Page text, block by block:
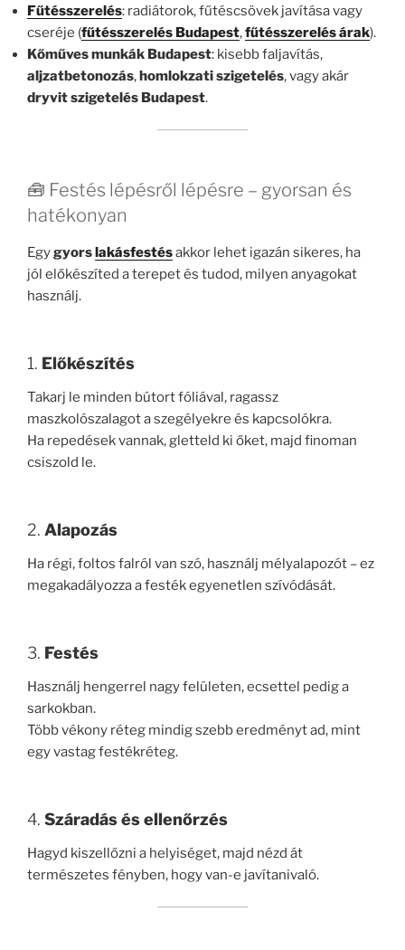
Fűtésszerelés: radiátorok, fűtéscsövek javítása vagy
cseréje (fűtésszerelés Budapest,fűtésszerelés árak).
Kőműves munkák Budapest: kisebb faljavítás,
aljzatbetonozás, homlokzati szigetelés, vagy akár
dryvit szigetelés Budapest.
🧰 Festés lépésről lépésre – gyorsan és
hatékonyan
Egygyors lakásfestésakkor lehet igazán sikeres, ha
jól előkészíted a terepet és tudod, milyen anyagokat
használj.
1. Előkészítés
Takarj le minden bútort fóliával, ragassz
maszkolószalagot a szegélyekre és kapcsolókra.
Ha repedések vannak, gletteld ki őket, majd finoman
csiszold le.
2. Alapozás
Ha régi, foltos falról van szó, használj mélyalapozót – ez
megakadályozza a festék egyenetlen szívódását.
3. Festés
Használj hengerrel nagy felületen, ecsettel pedig a
sarkokban.
Több vékony réteg mindig szebb eredményt ad, mint
egy vastag festékréteg.
4. Száradás és ellenőrzés
Hagyd kiszellőzni a helyiséget, majd nézd át
természetes fényben, hogy van-e javítanivaló.